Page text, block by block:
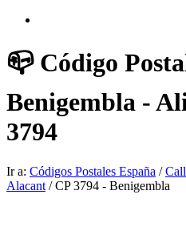
📪 Código
Benigembla -
3794
Ir a: Códigos Postales España /
Alacant / CP 3794 - Benigembla